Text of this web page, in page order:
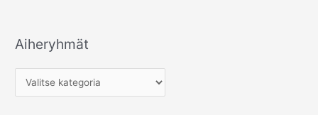
Aiheryhmät
A
e